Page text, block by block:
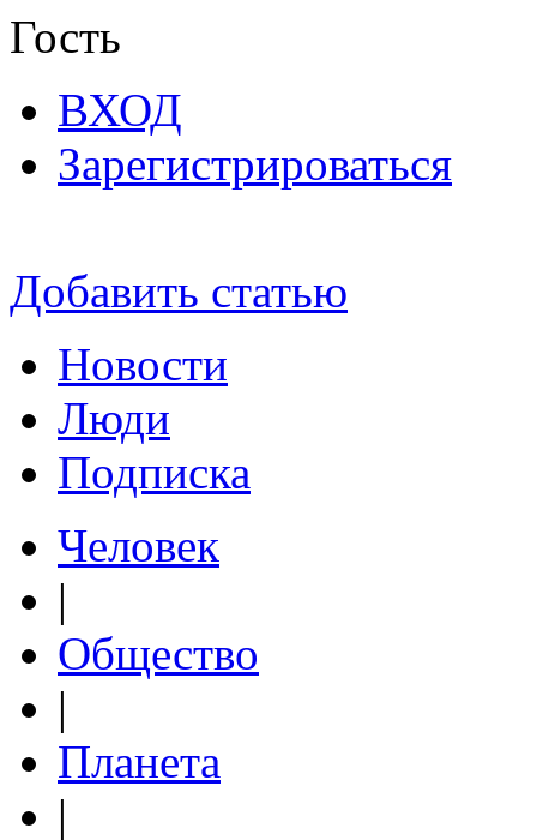
Гость
ВХОД
Зарегистрироваться
Добавить статью
Новости
Люди
Подписка
Человек
|
Общество
|
Планета
|